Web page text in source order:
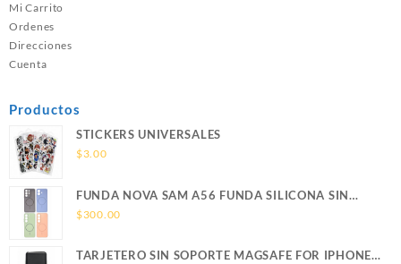
Mi Carrito
Ordenes
Direcciones
Cuenta
Productos
STICKERS UNIVERSALES
$3.00
FUNDA NOVA SAM A56 FUNDA SILICONA SIN
SOPORTE MAGNETICO SAMSUNG
$300.00
TARJETERO SIN SOPORTE MAGSAFE FOR IPHONE